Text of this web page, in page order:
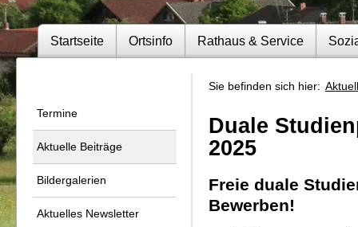
Startseite Ortsinfo Rathaus & Service
Termine
Aktuelle Beiträge
Bildergalerien
Aktuelles Newsletter
Sie befinden sich hier:
Duale
2025
Freie duale
Bewerben!